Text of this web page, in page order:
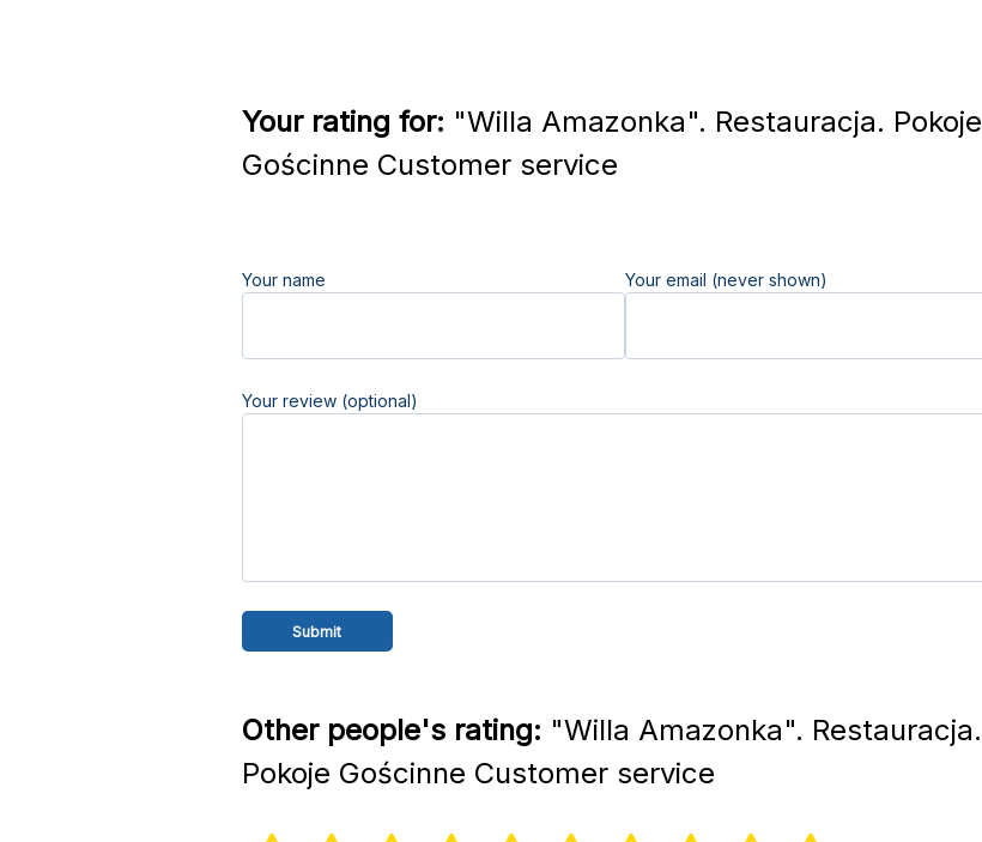
Your rating for: "Willa Amazonka". Restauracja. Pokoje
Gościnne Customer service
Your name Your email (never shown)
Your review (optional)
Other people's rating: "Willa Amazonka". Restauracja.
Pokoje Gościnne Customer service